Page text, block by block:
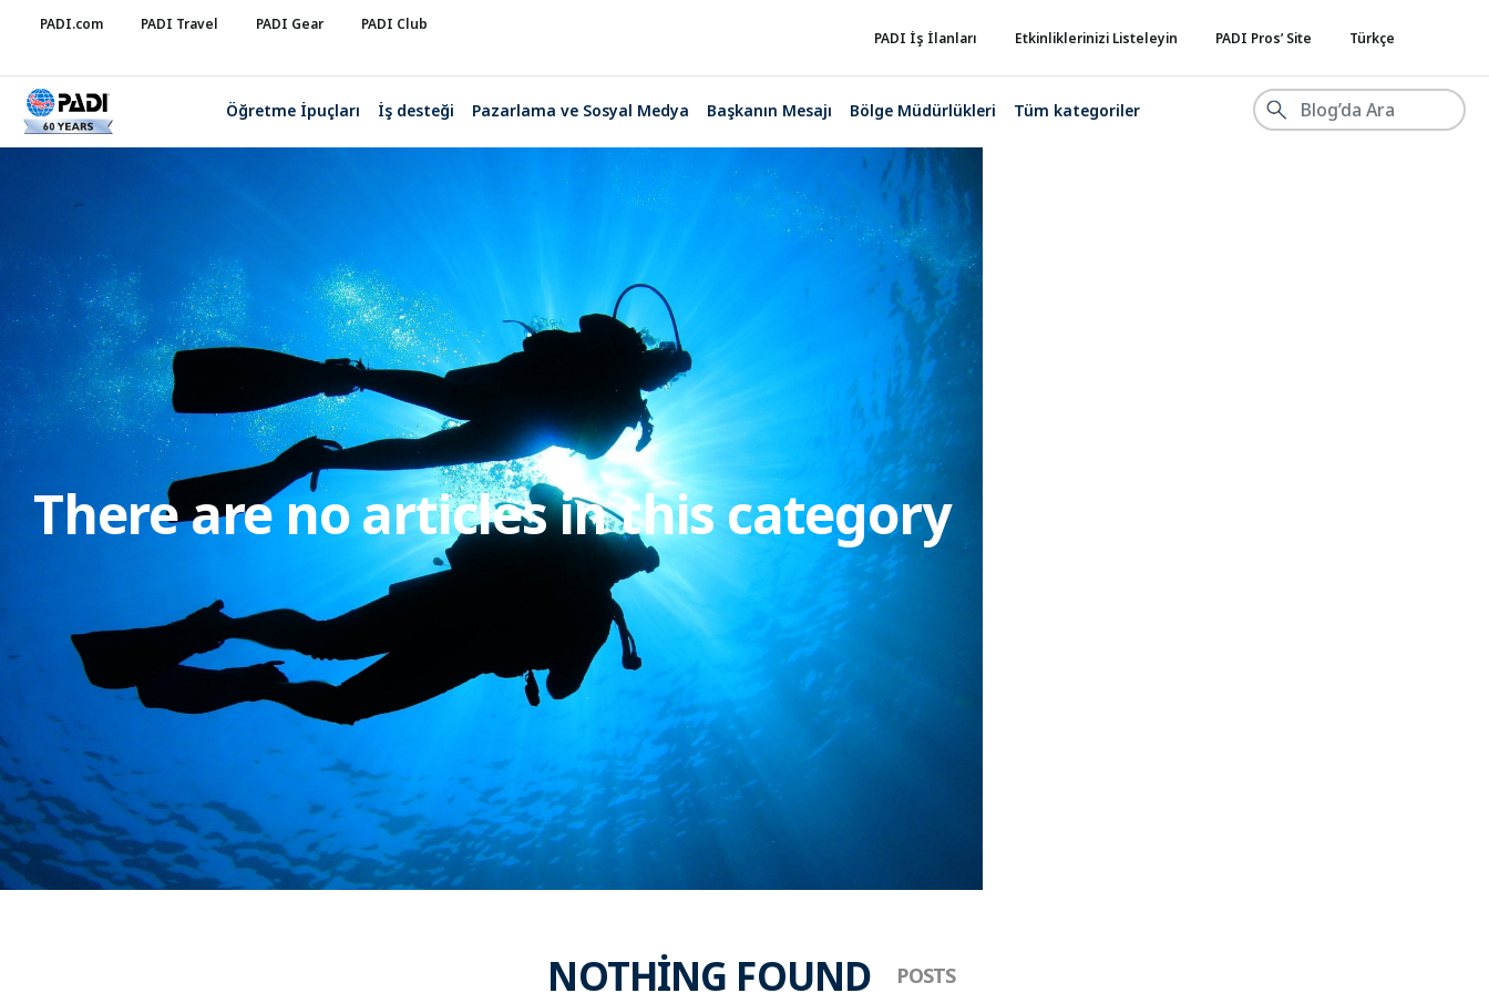
PADI.com PADI Travel PADI Gear PADI Club
PADI İş İlanları Etkinliklerinizi Listeleyin PADI Pros’ Site Türkçe
Öğretme İpuçları İş desteği Pazarlama ve Sosyal Medya Başkanın Mesajı Bölge Müdürlükleri Tüm kategoriler
There are no articles in this category
NOTHING FOUND